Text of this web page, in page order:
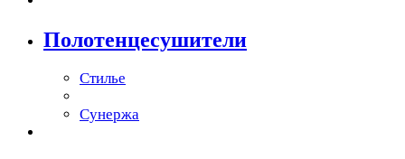
Полотенцесушители
Стилье
Сунержа